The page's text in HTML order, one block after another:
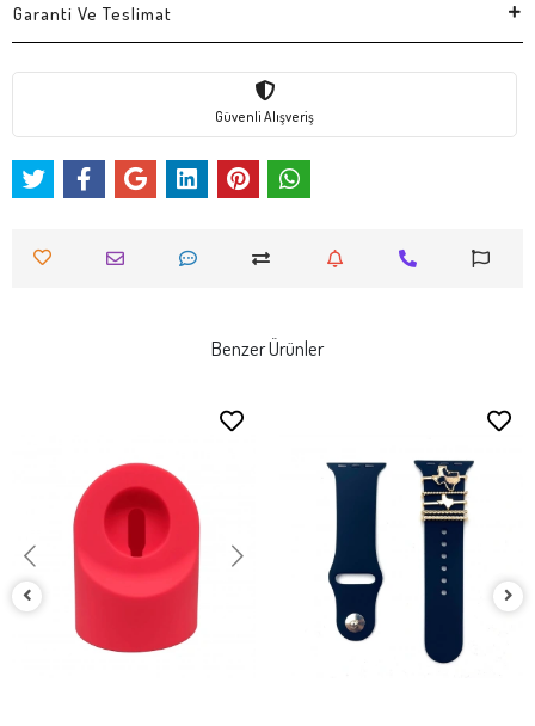
Garanti Ve Teslimat
Güvenli Alışveriş
Benzer Ürünler